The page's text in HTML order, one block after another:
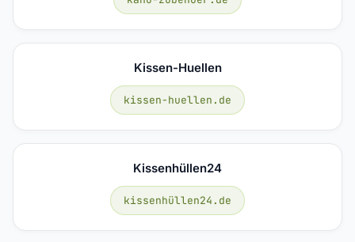
Kissen-Huellen
kissen-huellen.de
Kissenhüllen24
kissenhüllen24.de